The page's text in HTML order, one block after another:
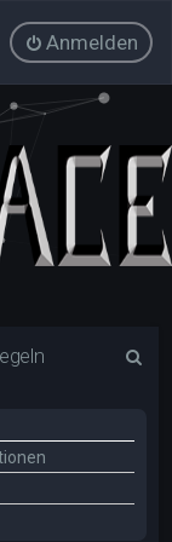
Anmelden